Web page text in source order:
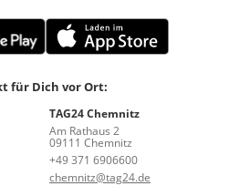
für Dich vor Ort:
TAG24 Chemnitz
Am Rathaus 2
09111 Chemnitz
+49 371 6906600
chemnitz@tag24.de